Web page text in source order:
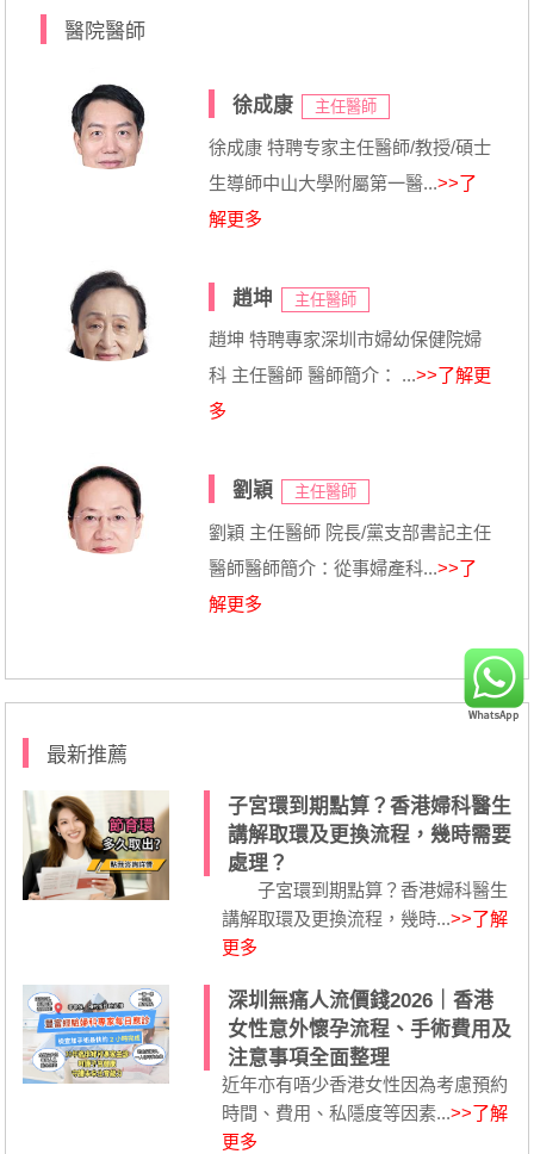
醫院醫師
徐成康 主任醫師
徐成康 特聘专家主任醫師/教授/碩士
生導師中山大學附屬第一醫...>>了
解更多
趙坤 主任醫師
趙坤 特聘專家深圳市婦幼保健院婦
科 主任醫師 醫師簡介： ...>>了解更
多
劉穎 主任醫師
劉穎 主任醫師 院長/黨支部書記主任
醫師醫師簡介：從事婦產科...>>了
解更多
最新推薦
子宮環到期點算？香港婦科醫生
講解取環及更換流程，幾時需要
處理？
子宮環到期點算？香港婦科醫生
講解取環及更換流程，幾時...>>了解
更多
深圳無痛人流價錢2026｜香港
女性意外懷孕流程、手術費用及
注意事項全面整理
近年亦有唔少香港女性因為考慮預約
時間、費用、私隱度等因素...>>了解
更多